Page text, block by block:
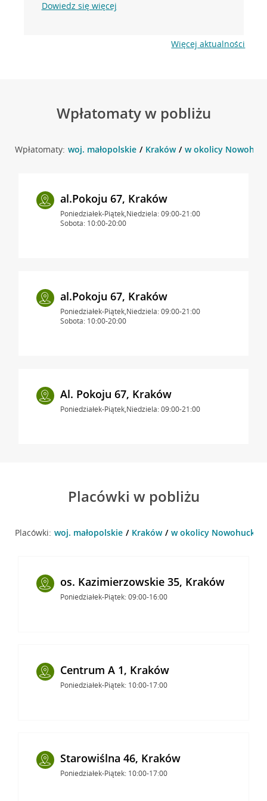
Dowiedz się więcej
Więcej aktualności
Wpłatomaty w pobliżu
Wpłatomaty: woj. małopolskie Kraków w okolicy
al.Pokoju 67, Kraków
Poniedziałek-Piątek,Niedziela: 09:00-21:00
Sobota: 10:00-20:00
al.Pokoju 67, Kraków
Poniedziałek-Piątek,Niedziela: 09:00-21:00
Sobota: 10:00-20:00
Al. Pokoju 67, Kraków
Poniedziałek-Piątek,Niedziela: 09:00-21:00
Placówki w pobliżu
Placówki: woj. małopolskie Kraków w okolicy Nowohucka
os. Kazimierzowskie 35, Kraków
Poniedziałek-Piątek: 09:00-16:00
Centrum A 1, Kraków
Poniedziałek-Piątek: 10:00-17:00
Starowiślna 46, Kraków
Poniedziałek-Piątek: 10:00-17:00